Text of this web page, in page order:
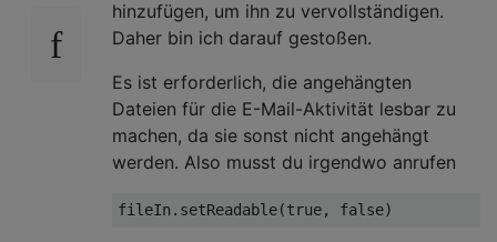
hinzufügen, um ihn zu vervollständigen.
Daher bin ich darauf gestoßen.
Es ist erforderlich, die angehängten
Dateien für die E-Mail-Aktivität lesbar zu
machen, da sie sonst nicht angehängt
werden. Also musst du irgendwo anrufen
fileIn . setReadable(true, false)